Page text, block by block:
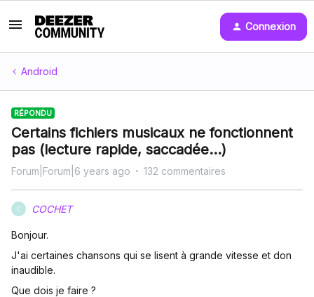
Connexion
Android
RÉPONDU
Certains fichiers musicaux ne fonctionnent
pas (lecture rapide, saccadée...)
Forum|Forum|6 years ago 132 commentaires
C COCHET
Bonjour.
J'ai certaines chansons qui se lisent à grande vitesse et don
inaudible.
Que dois je faire ?